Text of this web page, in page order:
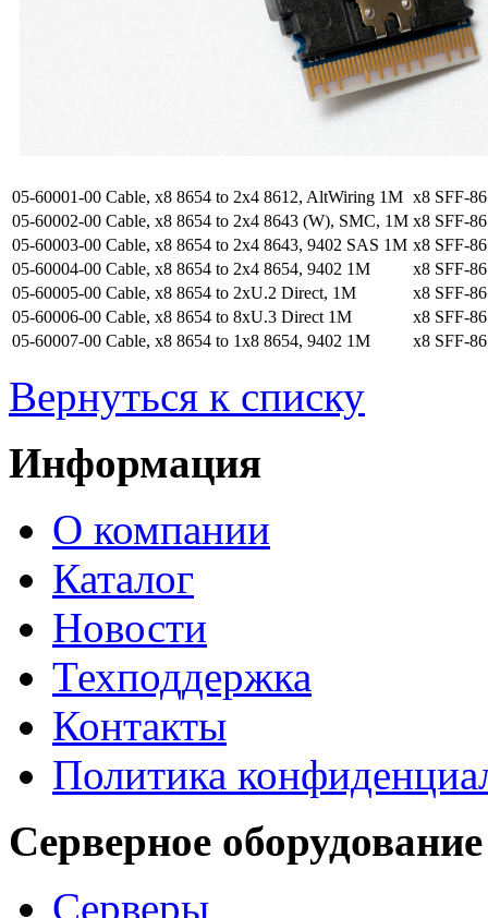
05-60001-00 Cable, x8 8654 to 2x4 8612, AltWiring 1M x8 SFF-
05-60002-00 Cable, x8 8654 to 2x4 8643 (W), SMC, 1M x8 SFF-
05-60003-00 Cable, x8 8654 to 2x4 8643, 9402 SAS 1M x8 SFF-
05-60004-00 Cable, x8 8654 to 2x4 8654, 9402 1M
x8 SFF-
05-60005-00 Cable, x8 8654 to 2xU.2 Direct, 1M
x8 SFF-
05-60006-00 Cable, x8 8654 to 8xU.3 Direct 1M
x8 SFF-
05-60007-00 Cable, x8 8654 to 1x8 8654, 9402 1M x8 SFF-
Вернуться к списку
Информация
О компании
Каталог
Новости
Техподдержка
Контакты
Политика
Серверное оборудование
Серверы